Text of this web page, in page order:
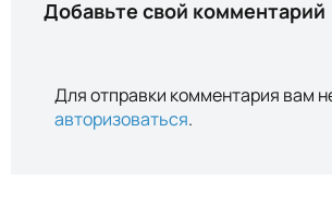
Добавьте свой комментарий
Для отправки комментария вам
авторизоваться.